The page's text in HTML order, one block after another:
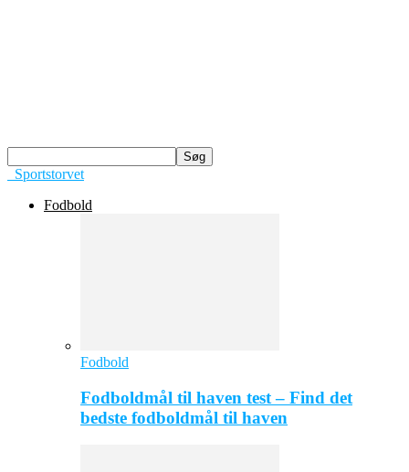
Sportstorvet
Fodbold
Fodbold
Fodboldmål til haven test – Find det
bedste fodboldmål til haven